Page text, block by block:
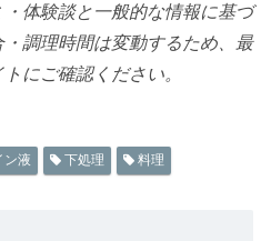
体験談と一般的な情報に基づ
調理時間は変動するため、最
にご確認ください。
ン液 下処理 料理